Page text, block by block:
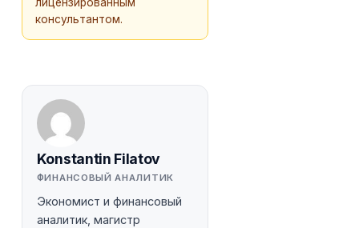
лицензированным
консультантом.
Konstantin Filatov
ФИНАНСОВЫЙ АНАЛИТИК
Экономист и финансовый
аналитик, магистр